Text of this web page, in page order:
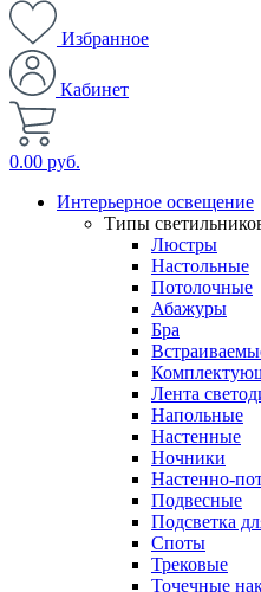
Избранное
Кабинет
0.00 руб.
Интерьерное освещение
Типы
Люстры
Настольные
Потолочные
Абажуры
Бра
Лента
Напольные
Настенные
Ночники
Настенно-
Подвесные
Подсветка
Споты
Трековые
Точечные